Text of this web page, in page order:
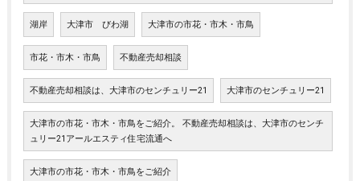
湖岸 大津市 びわ湖 大津市の市花・市木・市鳥
市花・市木・市鳥 不動産売却相談
不動産売却相談は、大津市のセンチュリー21 大津市のセンチュリー21
大津市の市花・市木・市鳥をご紹介。 不動産売却相談は、大津市のセンチ
ュリー21アールエスティ住宅流通へ
大津市の市花・市木・市鳥をご紹介